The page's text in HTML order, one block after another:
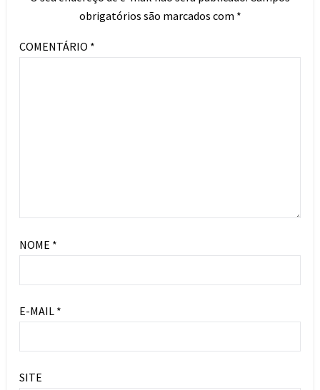
obrigatórios são marcados com *
COMENTÁRIO *
NOME *
E-MAIL *
SITE